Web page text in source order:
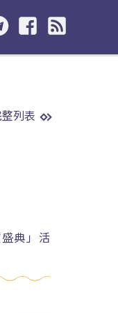
列表
典」活